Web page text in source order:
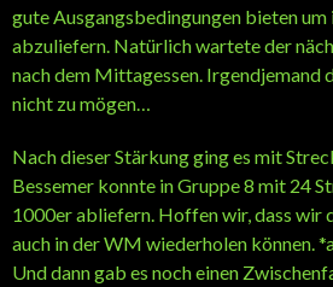
gute Ausgangsbedingungen bieten
abzuliefern. Natürlich wartete der
nach dem Mittagessen. Irgendjemand
nicht zu mögen…
Nach dieser Stärkung ging es mit
Bessemer konnte in Gruppe 8 mit 24
1000er abliefern. Hoffen wir, dass wir
auch in der WM wiederholen können.
Und dann gab es noch einen